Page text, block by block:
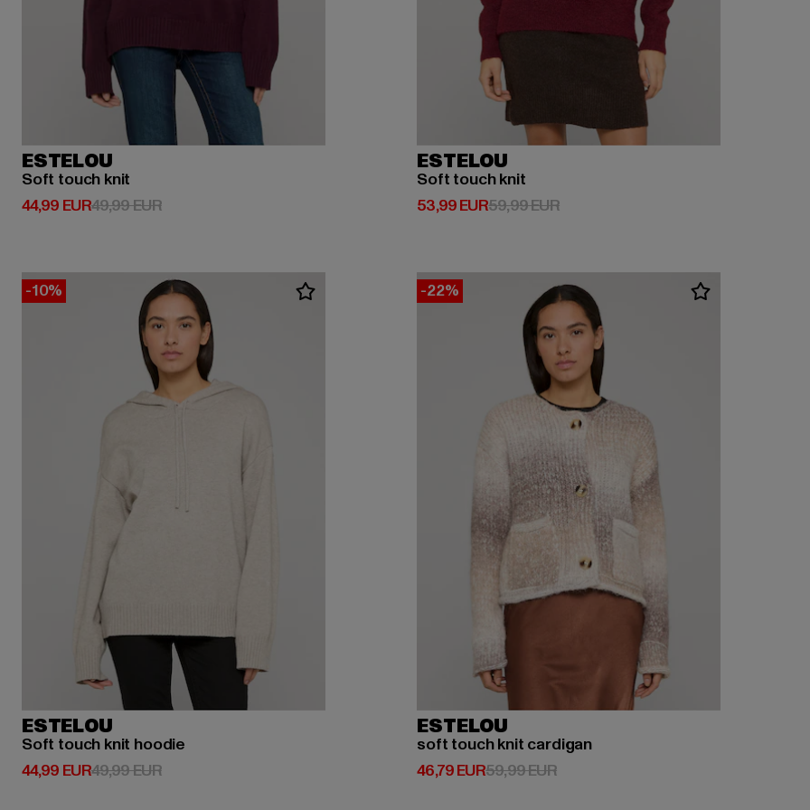
ESTELOU
Soft touch knit
44,99 EUR
Prix courant: 44,99 EUR
49,99 EURPrix en promotion: 49,99 EUR
ESTELOU
Soft touch knit
53,99 EUR
Prix courant: 53,99 EUR
59,99 EURPrix en promotion: 59,99 EUR
-10%
ESTELOU
Soft touch knit hoodie
44,99 EUR
Prix courant: 44,99 EUR
49,99 EURPrix en promotion: 49,99 EUR
-22%
ESTELOU
soft touch knit cardigan
46,79 EUR
Prix courant: 46,79 EUR
59,99 EURPrix en promotion: 59,99 EUR